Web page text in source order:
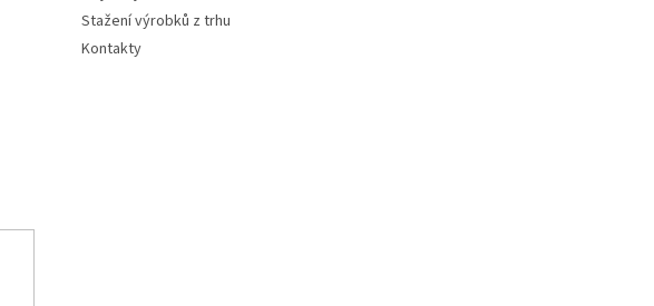
Stažení výrobků z trhu
Kontakty